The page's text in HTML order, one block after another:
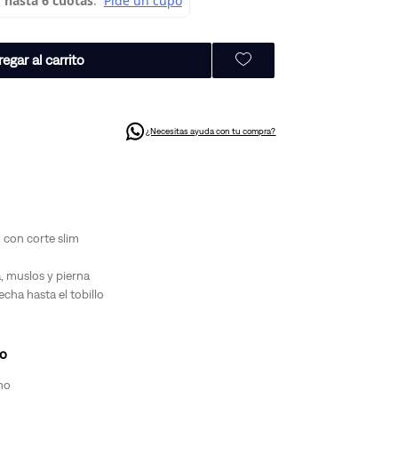
al carrito
¿Necesitas ayuda con tu compra?
corte slim
muslos y pierna
hasta el tobillo